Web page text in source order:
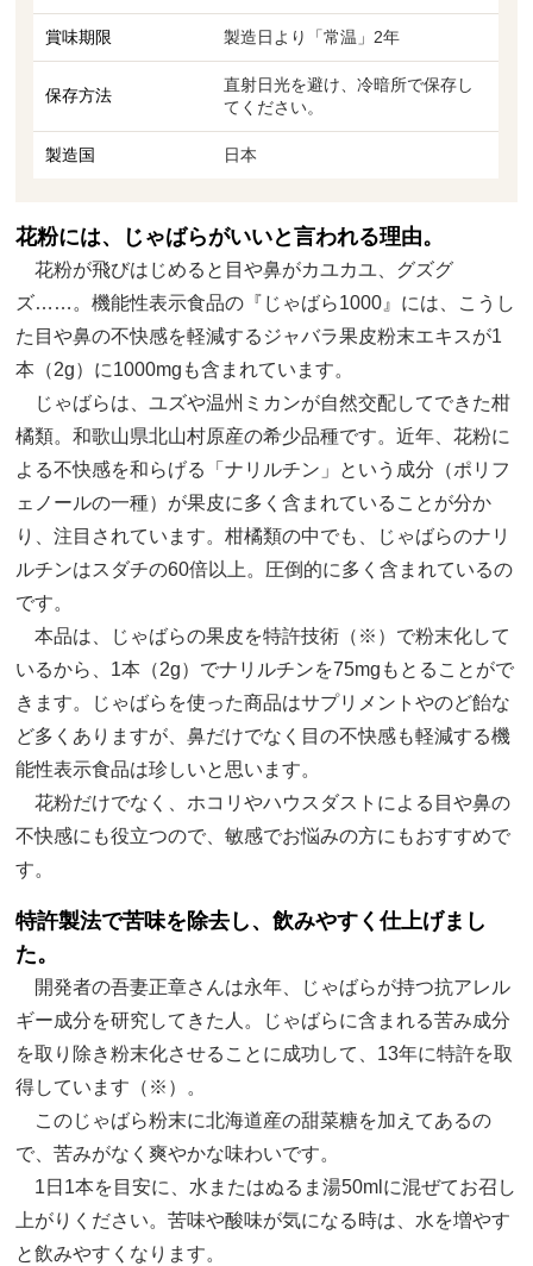
賞味期限 製造日より「常温」2年
保存方法
直射日光を避け、冷暗所で保存し
てください。
製造国 日本
花粉には、じゃばらがいいと言われる理由。
花粉が飛びはじめると目や鼻がカユカユ、グズグ
ズ……。機能性表示食品の『じゃばら1000』には、こうし
た目や鼻の不快感を軽減するジャバラ果皮粉末エキスが1
本（2g）に1000mgも含まれています。
じゃばらは、ユズや温州ミカンが自然交配してできた柑
橘類。和歌山県北山村原産の希少品種です。近年、花粉に
よる不快感を和らげる「ナリルチン」という成分（ポリフ
ェノールの一種）が果皮に多く含まれていることが分か
り、注目されています。柑橘類の中でも、じゃばらのナリ
ルチンはスダチの60倍以上。圧倒的に多く含まれているの
です。
本品は、じゃばらの果皮を特許技術（※）で粉末化して
いるから、1本（2g）でナリルチンを75mgもとることがで
きます。じゃばらを使った商品はサプリメントやのど飴な
ど多くありますが、鼻だけでなく目の不快感も軽減する機
能性表示食品は珍しいと思います。
花粉だけでなく、ホコリやハウスダストによる目や鼻の
不快感にも役立つので、敏感でお悩みの方にもおすすめで
す。
特許製法で苦味を除去し、飲みやすく仕上げまし
た。
開発者の吾妻正章さんは永年、じゃばらが持つ抗アレル
ギー成分を研究してきた人。じゃばらに含まれる苦み成分
を取り除き粉末化させることに成功して、13年に特許を取
得しています（※）。
このじゃばら粉末に北海道産の甜菜糖を加えてあるの
で、苦みがなく爽やかな味わいです。
1日1本を目安に、水またはぬるま湯50mlに混ぜてお召し
上がりください。苦味や酸味が気になる時は、水を増やす
と飲みやすくなります。